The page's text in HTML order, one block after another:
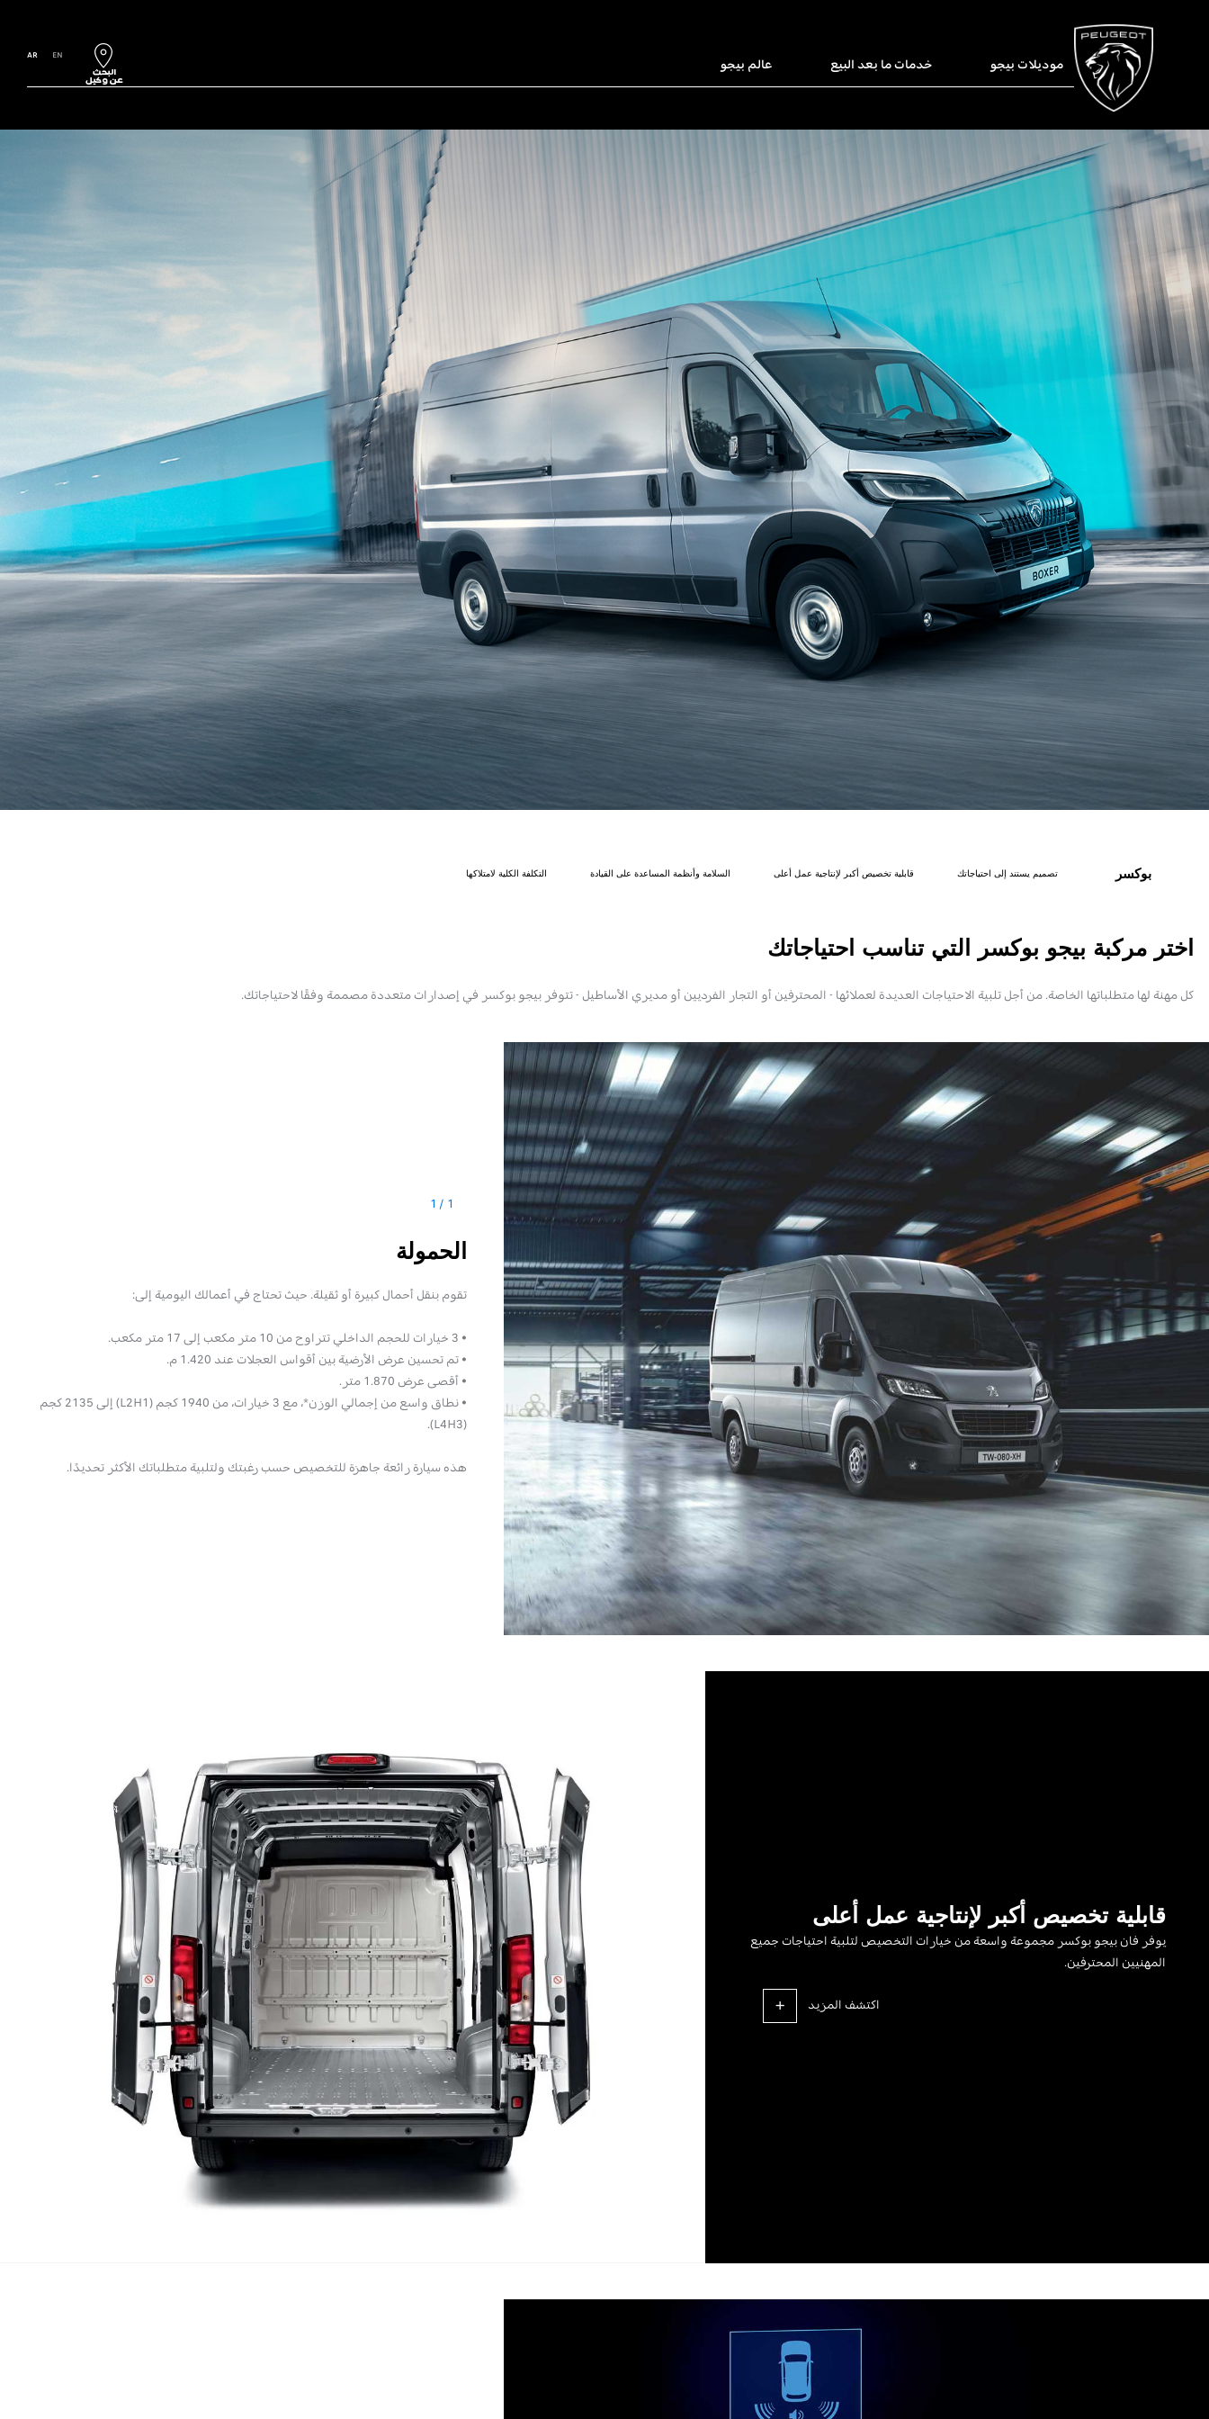
EN
AR
موديلات بيجو خدمات ما بعد البيع عالم بيجو
بوكسر تصميم يستند إلى احتياجاتك قابلية تخصيص أكبر لإنتاجية عمل أعلى السلامة وأنظمة المساعدة على القيادة التكلفة الكلية لامتلاكها
اختر مركبة بيجو بوكسر التي تناسب احتياجاتك
كل مهنة لها متطلباتها الخاصة. من أجل تلبية الاحتياجات العديدة لعملائها - المحترفين أو التجار الفرديين أو مديري الأساطيل - تتوفر بيجو بوكسر في إصدارات متعددة مصممة وفقًا لاحتياجاتك.
الحمولة
تقوم بنقل أحمال كبيرة أو ثقيلة. حيث تحتاج في أعمالك اليومية إلى:
• 3 خيارات للحجم الداخلي تتراوح من 10 متر مكعب إلى 17 متر مكعب.
• تم تحسين عرض الأرضية بين أقواس العجلات عند 1.420 م.
• أقصى عرض 1.870 متر.
• نطاق واسع من إجمالي الوزن*، مع 3 خيارات، من 1940 كجم (L2H1) إلى 2135 كجم
(L4H3).
هذه سيارة رائعة جاهزة للتخصيص حسب رغبتك ولتلبية متطلباتك الأكثر تحديدًا.
1
/
1
قابلية تخصيص أكبر لإنتاجية عمل أعلى
يوفر فان بيجو بوكسر مجموعة واسعة من خيارات التخصيص لتلبية احتياجات جميع
المهنيين المحترفين.
اكتشف المزيد